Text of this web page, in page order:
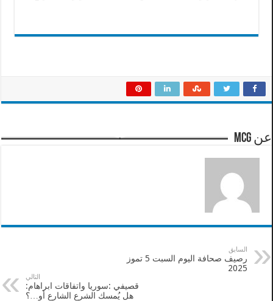
عن mcg
السابق
رصيف صحافة اليوم السبت 5 تموز
2025
التالي
قصيفي :سوريا واتفاقات ابراهام:
هل يُمسك الشرع الشارع أو…؟